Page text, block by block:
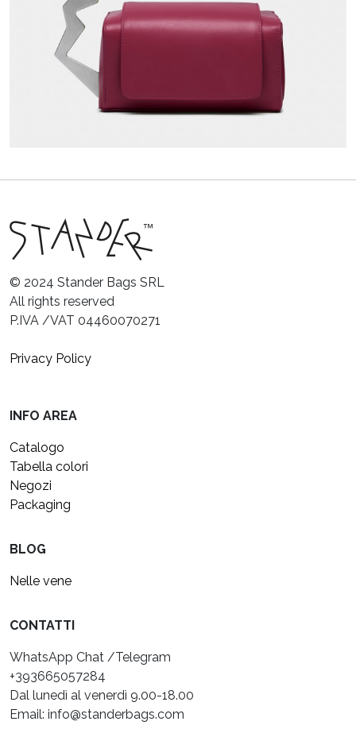
© 2024 Stander Bags SRL
All rights reserved
P.IVA /VAT 04460070271
Privacy Policy
INFO AREA
Catalogo
Tabella colori
Negozi
Packaging
BLOG
Nelle vene
CONTATTI
WhatsApp Chat /Telegram
+393665057284
Dal lunedì al venerdì 9.00-18.00
Email: info@standerbags.com